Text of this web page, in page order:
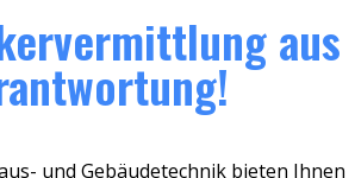
aus
und Gebäudetechnik bieten Ihnen